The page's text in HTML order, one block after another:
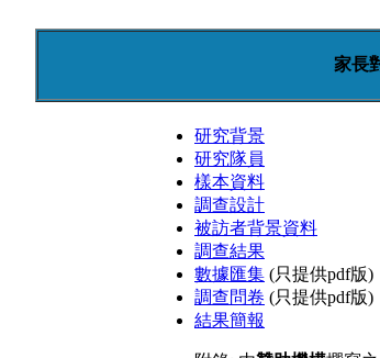
家長
研究背景
研究隊員
樣本資料
調查設計
被訪者背景資料
調查結果
數據匯集 (只提供pdf版)
調查問卷 (只提供pdf版)
結果簡報